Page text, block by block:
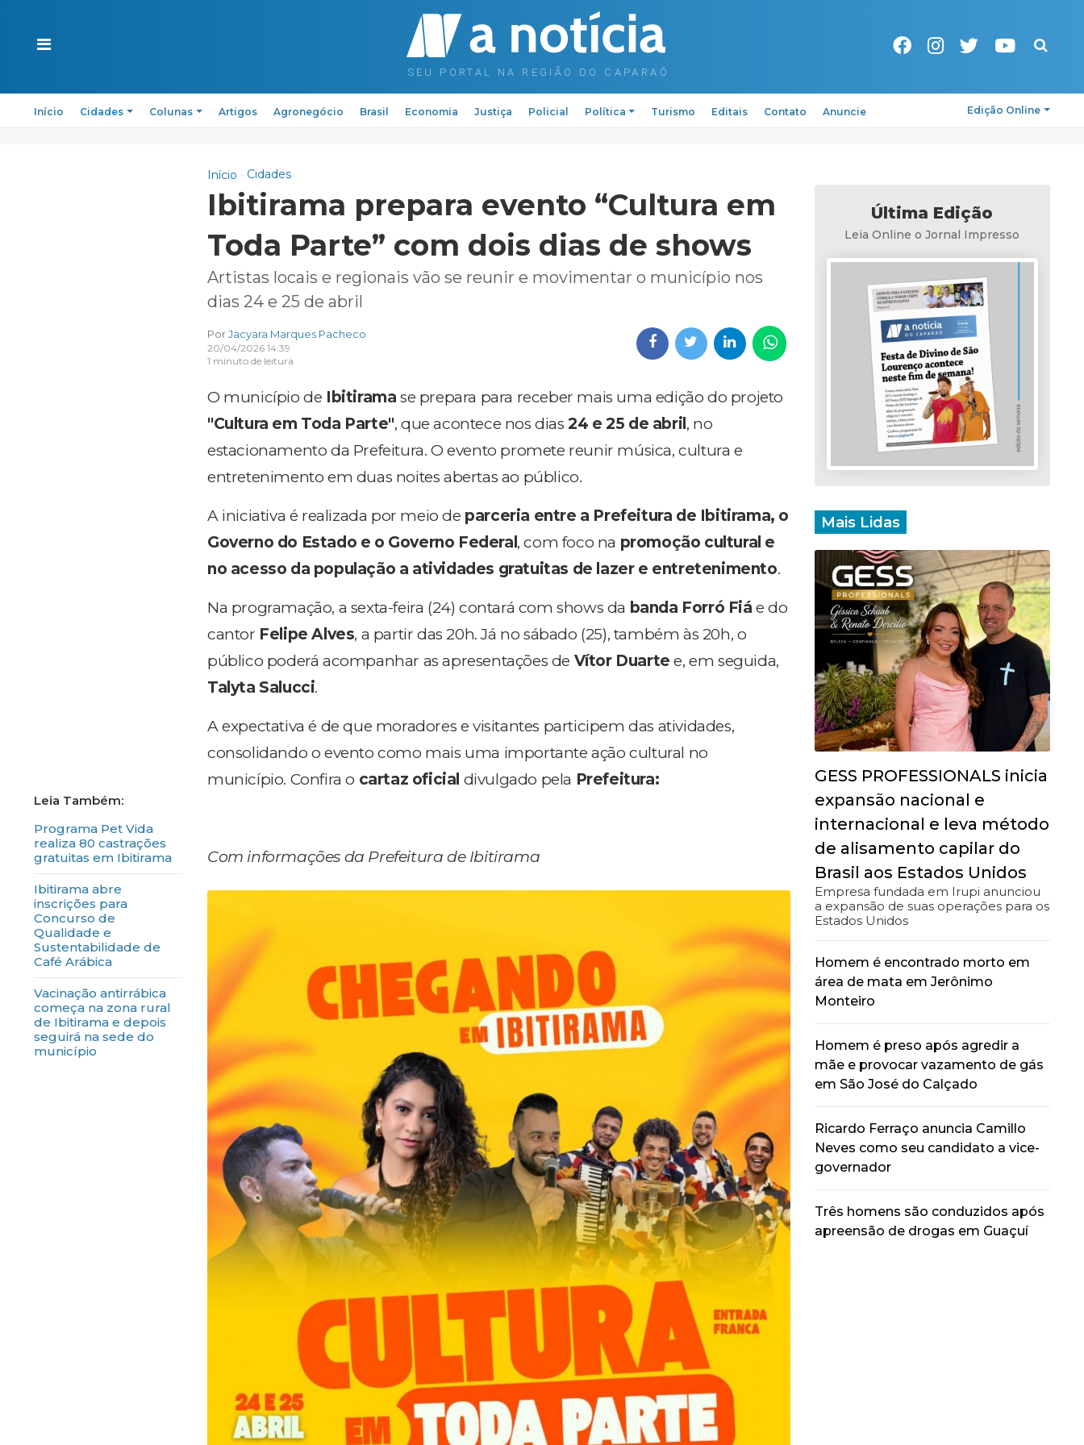
Pesquisa
Início Cidades Colunas Artigos Agronegócio Brasil Economia Justiça Policial Política Turismo Editais Contato Anuncie Edição Online
Programa Pet Vida
realiza 80 castrações
gratuitas em Ibitirama
Ibitirama abre
inscrições para
Concurso de
Qualidade e
Sustentabilidade de
Café Arábica
Vacinação antirrábica
começa na zona rural
de Ibitirama e depois
seguirá na sede do
município
Início Cidades
Ibitirama prepara evento “Cultura em
Toda Parte” com dois dias de shows
Artistas locais e regionais vão se reunir e movimentar o município nos
dias 24 e 25 de abril
PorJacyara Marques Pacheco
20/04/2026 14:39
1 minuto de leitura
O município de Ibitirama se prepara para receber mais uma edição do projeto
"Cultura em Toda Parte", que acontece nos dias24 e 25 de abril , no
estacionamento da Prefeitura. O evento promete reunir música, cultura e
entretenimento em duas noites abertas ao público.
A iniciativa é realizada por meio de parceria entre a Prefeitura de Ibitirama, o
Governo do Estado e o Governo Federal , com foco na promoção cultural e
no acesso da população a atividades gratuitas de lazer e entretenimento.
Na programação, a sexta-feira (24) contará com shows da banda Forró Fiá e do
cantor Felipe Alves, a partir das 20h. Já no sábado (25), também às 20h, o
público poderá acompanhar as apresentações de Vítor Duarte e, em seguida,
Talyta Salucci.
A expectativa é de que moradores e visitantes participem das atividades,
consolidando o evento como mais uma importante ação cultural no
município. Confira o cartaz oficial divulgado pela Prefeitura:
Com informações da Prefeitura de Ibitirama
Última Edição
Leia Online o Jornal Impresso
Mais Lidas
GESS PROFESSIONALS inicia
expansão nacional e
internacional e leva método
de alisamento capilar do
Brasil aos Estados Unidos
Empresa fundada em Irupi anunciou
a expansão de suas operações para os
Estados Unidos
Homem é encontrado morto em
área de mata em Jerônimo
Monteiro
Homem é preso após agredir a
mãe e provocar vazamento de gás
em São José do Calçado
Ricardo Ferraço anuncia Camillo
Neves como seu candidato a vice-
governador
Três homens são conduzidos após
apreensão de drogas em Guaçuí